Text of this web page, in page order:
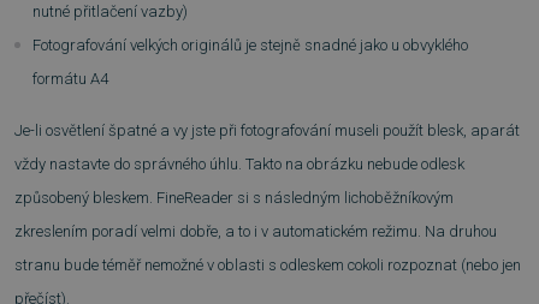
nutné přitlačení vazby)
Fotografování velkých originálů je stejně snadné jako u obvyklého
formátu A4
Je-li osvětlení špatné a vy jste při fotografování museli použít blesk, aparát
vždy nastavte do správného úhlu. Takto na obrázku nebude odlesk
způsobený bleskem. FineReader si s následným lichoběžníkovým
zkreslením poradí velmi dobře, a to i v automatickém režimu. Na druhou
stranu bude téměř nemožné v oblasti s odleskem cokoli rozpoznat (nebo jen
přečíst).